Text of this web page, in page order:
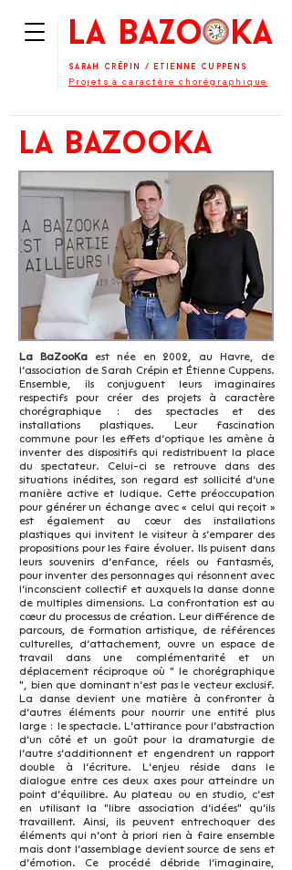
Sarah Crépin / Etienne Cuppens
La BaZooKa
Projets à caractère chorégraphique
la bazooka
La BaZooKa est née en 2002, au Havre, de
l’association de Sarah Crépin et Étienne Cuppens.
Ensemble, ils conjuguent leurs imaginaires
respectifs pour créer des projets à caractère
chorégraphique : des spectacles et des
installations plastiques. Leur fascination
commune pour les effets d’optique les amène à
inventer des dispositifs qui redistribuent la place
du spectateur. Celui-ci se retrouve dans des
situations inédites, son regard est sollicité d’une
manière active et ludique. Cette préoccupation
pour générer un échange avec « celui qui reçoit »
est également au cœur des installations
plastiques qui invitent le visiteur à s’emparer des
propositions pour les faire évoluer. Ils puisent dans
leurs souvenirs d’enfance, réels ou fantasmés,
pour inventer des personnages qui résonnent avec
l’inconscient collectif et auxquels la danse donne
de multiples dimensions. La confrontation est au
cœur du processus de création. Leur différence de
parcours, de formation artistique, de références
culturelles, d’attachement, ouvre un espace de
travail dans une complémentarité et un
déplacement réciproque où " le chorégraphique
", bien que dominant n’est pas le vecteur exclusif.
La danse devient une matière à confronter à
d’autres éléments pour nourrir une entité plus
large : le spectacle. L’attirance pour l’abstraction
d’un côté et un goût pour la dramaturgie de
l’autre s’additionnent et engendrent un rapport
double à l’écriture. L’enjeu réside dans le
dialogue entre ces deux axes pour atteindre un
point d’équilibre. Au plateau ou en studio, c’est
en utilisant la "libre association d’idées" qu’ils
travaillent. Ainsi, ils peuvent entrechoquer des
éléments qui n’ont à priori rien à faire ensemble
mais dont l’assemblage devient source de sens et
d’émotion. Ce procédé débride l’imaginaire,